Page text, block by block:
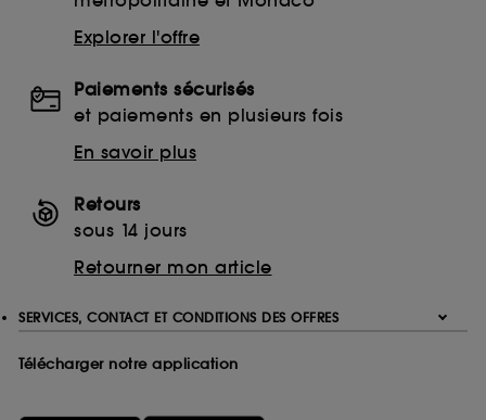
Explorer l'offre
Paiements sécurisés
et paiements en plusieurs fois
En savoir plus
Retours
sous 14 jours
Retourner mon article
SERVICES, CONTACT ET CONDITIONS DES OFFRES
Télécharger notre application